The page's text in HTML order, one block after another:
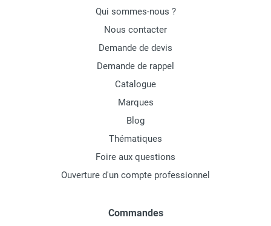
Qui sommes-nous ?
Nous contacter
Demande de devis
Demande de rappel
Catalogue
Marques
Blog
Thématiques
Foire aux questions
Ouverture d'un compte professionnel
Commandes